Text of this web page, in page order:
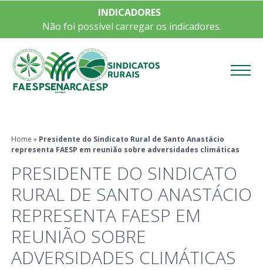
INDICADORES
Não foi possível carregar os indicadores.
Home » Presidente do Sindicato Rural de Santo Anastácio
representa FAESP em reunião sobre adversidades climáticas
PRESIDENTE DO SINDICATO
RURAL DE SANTO ANASTÁCIO
REPRESENTA FAESP EM
REUNIÃO SOBRE
ADVERSIDADES CLIMÁTICAS